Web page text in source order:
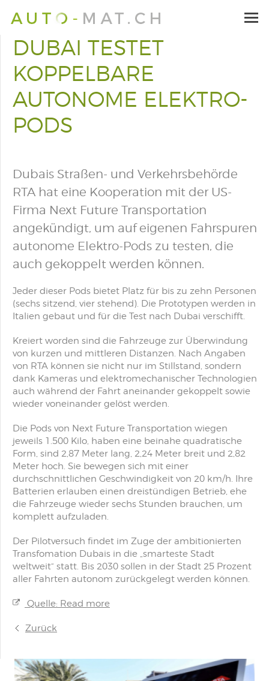
DUBAI TESTET
KOPPELBARE
AUTONOME ELEKTRO-
PODS
Dubais Straßen- und Verkehrsbehörde
RTA hat eine Kooperation mit der US-
Firma Next Future Transportation
angekündigt, um auf eigenen Fahrspuren
autonome Elektro-Pods zu testen, die
auch gekoppelt werden können.
Jeder dieser Pods bietet Platz für bis zu zehn Personen
(sechs sitzend, vier stehend). Die Prototypen werden in
Italien gebaut und für die Test nach Dubai verschifft.
Kreiert worden sind die Fahrzeuge zur Überwindung
von kurzen und mittleren Distanzen. Nach Angaben
von RTA können sie nicht nur im Stillstand, sondern
dank Kameras und elektromechanischer Technologien
auch während der Fahrt aneinander gekoppelt sowie
wieder voneinander gelöst werden.
Die Pods von Next Future Transportation wiegen
jeweils 1.500 Kilo, haben eine beinahe quadratische
Form, sind 2,87 Meter lang, 2,24 Meter breit und 2,82
Meter hoch. Sie bewegen sich mit einer
durchschnittlichen Geschwindigkeit von 20 km/h. Ihre
Batterien erlauben einen dreistündigen Betrieb, ehe
die Fahrzeuge wieder sechs Stunden brauchen, um
komplett aufzuladen.
Der Pilotversuch findet im Zuge der ambitionierten
Transfomation Dubais in die „smarteste Stadt
weltweit“ statt. Bis 2030 sollen in der Stadt 25 Prozent
aller Fahrten autonom zurückgelegt werden können.
Quelle: Read more
Zurück